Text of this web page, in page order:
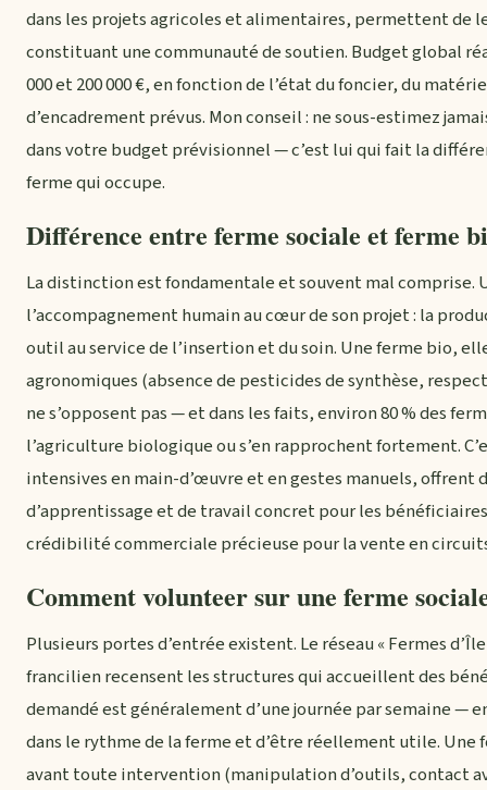
dans les projets agricoles et alimentaires, permettent de
constituant une communauté de soutien. Budget global
000 et 200 000 €, en fonction de l’état du foncier, du
d’encadrement prévus. Mon conseil : ne sous-estimez
dans votre budget prévisionnel — c’est lui qui fait la
ferme qui occupe.
Différence entre ferme sociale et ferme
La distinction est fondamentale et souvent mal comprise.
l’accompagnement humain au cœur de son projet : la
outil au service de l’insertion et du soin. Une ferme bio,
agronomiques (absence de pesticides de synthèse,
ne s’opposent pas — et dans les faits, environ 80 % des
l’agriculture biologique ou s’en rapprochent fortement.
intensives en main-d’œuvre et en gestes manuels, offrent
d’apprentissage et de travail concret pour les
crédibilité commerciale précieuse pour la vente en
Comment volunteer sur une ferme
Plusieurs portes d’entrée existent. Le réseau « Fermes
francilien recensent les structures qui accueillent des
demandé est généralement d’une journée par semaine —
dans le rythme de la ferme et d’être réellement utile.
avant toute intervention (manipulation d’outils, contact